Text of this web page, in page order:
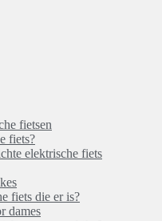
fietsen
fiets?
elektrische fiets
fiets die er is?
dames